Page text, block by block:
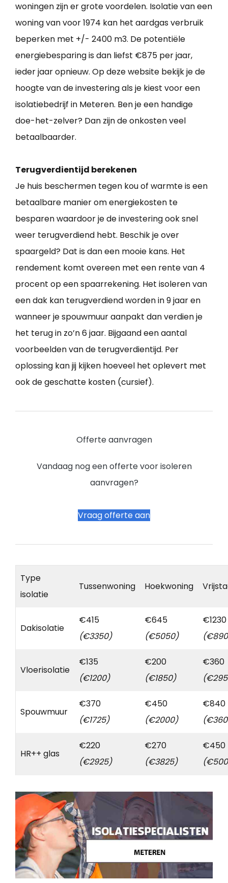
woningen zijn er grote voordelen. Isolatie van een
woning van voor 1974 kan het aardgas verbruik
beperken met +/- 2400 m3. De potentiële
energiebesparing is dan liefst €875 per jaar,
ieder jaar opnieuw. Op deze website bekijk je de
hoogte van de investering als je kiest voor een
isolatiebedrijf in Meteren. Ben je een handige
doe-het-zelver? Dan zijn de onkosten veel
betaalbaarder.
Terugverdientijd berekenen
Je huis beschermen tegen kou of warmte is een
betaalbare manier om energiekosten te
besparen waardoor je de investering ook snel
weer terugverdiend hebt. Beschik je over
spaargeld? Dat is dan een mooie kans. Het
rendement komt overeen met een rente van 4
procent op een spaarrekening. Het isoleren van
een dak kan terugverdiend worden in 9 jaar en
wanneer je spouwmuur aanpakt dan verdien je
het terug in zo’n 6 jaar. Bijgaand een aantal
voorbeelden van de terugverdientijd. Per
oplossing kan jij kijken hoeveel het oplevert met
ook de geschatte kosten (cursief).
Offerte aanvragen
Vandaag nog een offerte voor isoleren
aanvragen?
Vraag offerte aan
Type
isolatie
Tussenwoning Hoekwoning
Dakisolatie
€415
(€3350)
€645
(€5050)
€1230
Vloerisolatie
€135
(€1200)
€200
(€1850)
€360
Spouwmuur
€370
(€1725)
€450
(€2000)
€840
HR++ glas
€220
(€2925)
€270
(€3825)
€450